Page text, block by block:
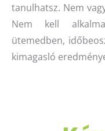
tanulhatsz. Nem
Nem kell
ütemedben,
kimagasló